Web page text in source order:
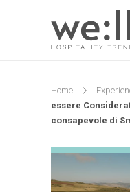
Home
essere
consapevole di